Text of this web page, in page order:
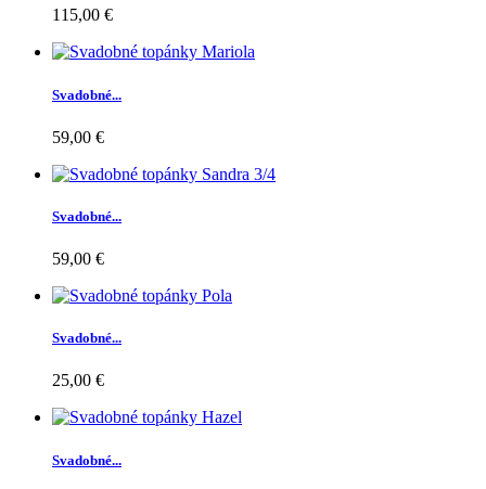
115,00 €
Svadobné...
59,00 €
Svadobné...
59,00 €
Svadobné...
25,00 €
Svadobné...